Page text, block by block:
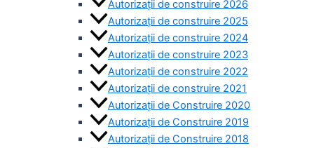
Autorizații de construire 2026
Autorizații de construire 2025
Autorizații de construire 2024
Autorizații de construire 2023
Autorizații de construire 2022
Autorizații de construire 2021
Autorizații de Construire 2020
Autorizații de Construire 2019
Autorizaţii de Construire 2018